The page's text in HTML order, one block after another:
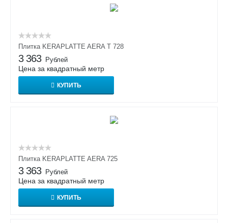
Плитка KERAPLATTE AERA T 728
3 363 Рублей
Цена за квадратный метр
КУПИТЬ
Плитка KERAPLATTE AERA 725
3 363 Рублей
Цена за квадратный метр
КУПИТЬ